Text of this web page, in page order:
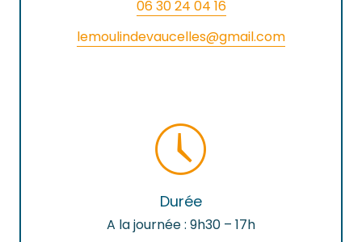
06 30 24 04 16
lemoulindevaucelles@gmail.com
Durée
A la journée : 9h30 – 17h